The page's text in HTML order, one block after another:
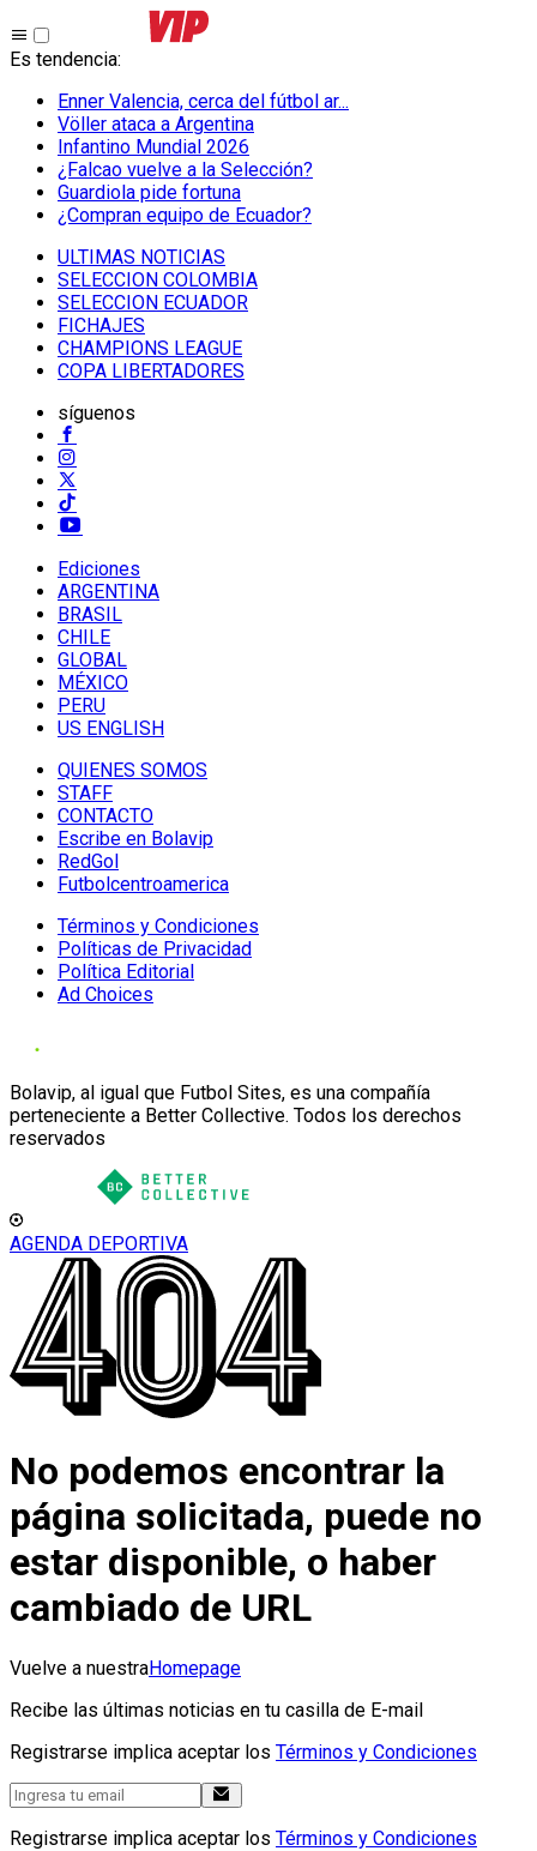
Es tendencia:
Enner Valencia, cerca del fútbol ar...
Völler ataca a Argentina
Infantino Mundial 2026
¿Falcao vuelve a la Selección?
Guardiola pide fortuna
¿Compran equipo de Ecuador?
ULTIMAS NOTICIAS
SELECCION COLOMBIA
SELECCION ECUADOR
FICHAJES
CHAMPIONS LEAGUE
COPA LIBERTADORES
síguenos
Ediciones
ARGENTINA
BRASIL
CHILE
GLOBAL
MÉXICO
PERU
US ENGLISH
QUIENES SOMOS
STAFF
CONTACTO
Escribe en Bolavip
RedGol
Futbolcentroamerica
Términos y Condiciones
Políticas de Privacidad
Política Editorial
Ad Choices
Bolavip, al igual que Futbol Sites, es una compañía
perteneciente a Better Collective. Todos los derechos
reservados
AGENDA DEPORTIVA
No podemos encontrar la
página solicitada, puede no
estar disponible, o haber
cambiado de URL
Vuelve a nuestraHomepage
Recibe las últimas noticias en tu casilla de E-mail
Registrarse implica aceptar los Términos y Condiciones
Registrarse implica aceptar los Términos y Condiciones